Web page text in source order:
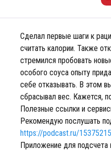
Сделал первые шаги к
считать калории. Также
стремился пробовать
особого соуса опыту
себе отказывать. В этом
сбрасывал вес. Кажется,
Полезные ссылки и
Рекомендую послушать
https://podcast.ru/
Приложение для подсчета